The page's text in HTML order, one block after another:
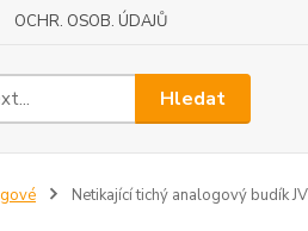
OCHR. OSOB. ÚDAJŮ
Hledat
Netikající tichý analogový budík